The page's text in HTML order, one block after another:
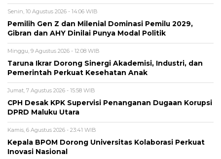
Senin, 10 Agustus 2026 - 14:06 WIB
Pemilih Gen Z dan Milenial Dominasi Pemilu 2029,
Gibran dan AHY Dinilai Punya Modal Politik
Minggu, 9 Agustus 2026 - 12:08 WIB
Taruna Ikrar Dorong Sinergi Akademisi, Industri, dan
Pemerintah Perkuat Kesehatan Anak
Jumat, 7 Agustus 2026 - 15:58 WIB
CPH Desak KPK Supervisi Penanganan Dugaan Korupsi
DPRD Maluku Utara
Kamis, 6 Agustus 2026 - 23:41 WIB
Kepala BPOM Dorong Universitas Kolaborasi Perkuat
Inovasi Nasional